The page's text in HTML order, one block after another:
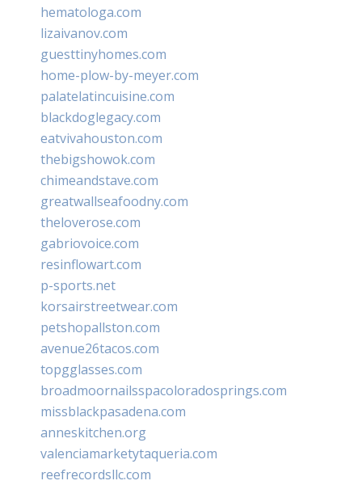
hematologa.com
lizaivanov.com
guesttinyhomes.com
home-plow-by-meyer.com
palatelatincuisine.com
blackdoglegacy.com
eatvivahouston.com
thebigshowok.com
chimeandstave.com
greatwallseafoodny.com
theloverose.com
gabriovoice.com
resinflowart.com
p-sports.net
korsairstreetwear.com
petshopallston.com
avenue26tacos.com
topgglasses.com
broadmoornailsspacoloradosprings.com
missblackpasadena.com
anneskitchen.org
valenciamarketytaqueria.com
reefrecordsllc.com